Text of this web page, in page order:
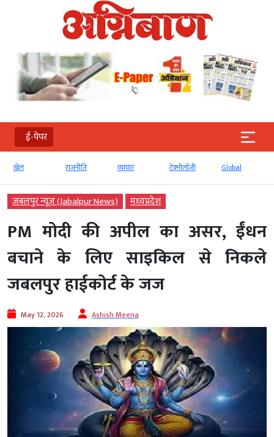
ई-पेपर
राजनीति व्‍यापार टेक्‍नोलॉजी Global ई-पेपर
जबलपुर न्यूज़ (Jabalpur News) मध्‍यप्रदेश
PM मोदी की अपील का असर, ईंधन
बचाने के लिए साइकिल से निकले
जबलपुर हाईकोर्ट के जज
May 12, 2026 Ashish Meena